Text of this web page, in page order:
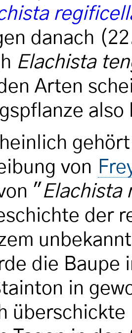
danach
Elachista
Arten
von
" Elachista
der
die Baupe
in